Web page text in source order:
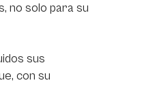
no solo para su
sus
con su